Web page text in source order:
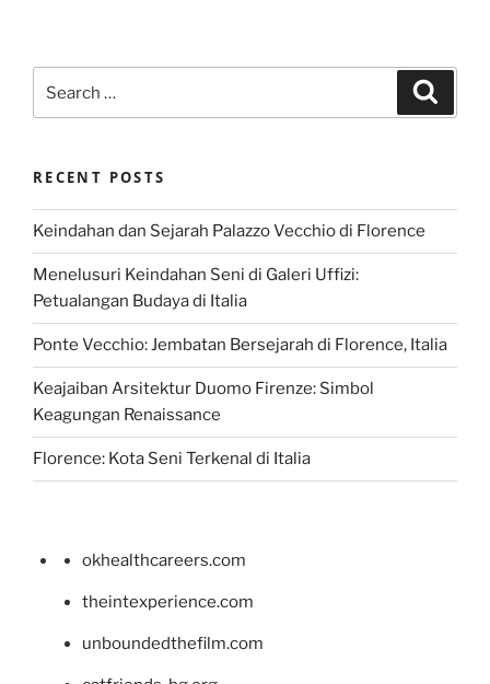
for:
RECENT POSTS
Keindahan dan Sejarah Palazzo Vecchio di Florence
Menelusuri Keindahan Seni di Galeri Uffizi:
Petualangan Budaya di Italia
Ponte Vecchio: Jembatan Bersejarah di Florence, Italia
Keajaiban Arsitektur Duomo Firenze: Simbol
Keagungan Renaissance
Florence: Kota Seni Terkenal di Italia
okhealthcareers.com
theintexperience.com
unboundedthefilm.com